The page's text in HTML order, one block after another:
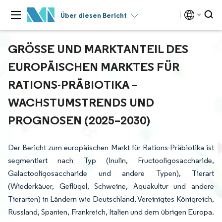
Über diesen Bericht
GRÖSSE UND MARKTANTEIL DES E
UROPÄISCHEN MARKTES FÜR R
ATIONS-PRÄBIOTIKA – W
ACHSTUMSTRENDS UND P
ROGNOSEN (2025–2030)
Der Bericht zum europäischen Markt für Rations-Präbiotika ist
segmentiert nach Typ (Inulin, Fructooligosaccharide,
Galactooligosaccharide und andere Typen), Tierart
(Wiederkäuer, Geflügel, Schweine, Aquakultur und andere
Tierarten) in Ländern wie Deutschland, Vereinigtes Königreich,
Russland, Spanien, Frankreich, Italien und dem übrigen Europa.